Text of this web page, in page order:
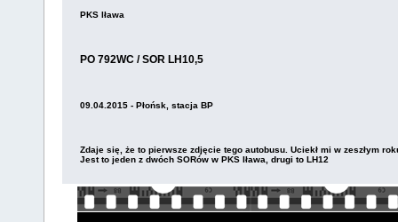
PKS Iława
PO 792WC / SOR LH10,5
09.04.2015 - Płońsk, stacja BP
Zdaje się, że to pierwsze zdjęcie tego autobusu. Uciekł mi w zeszłym
Jest to jeden z dwóch SORów w PKS Iława, drugi to LH12